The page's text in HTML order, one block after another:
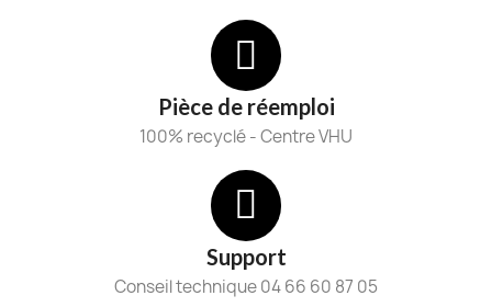
Pièce de réemploi
100% recyclé - Centre VHU
Support
Conseil technique 04 66 60 87 05